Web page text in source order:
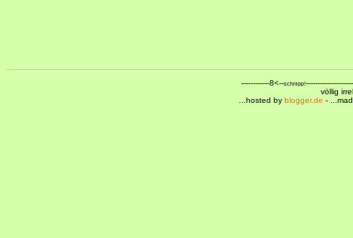
------------8<--schnipp!
völlig
...hosted by blogger.de -